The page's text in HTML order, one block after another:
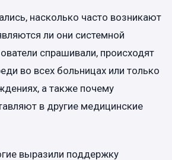
насколько часто возникают
ли они системной
спрашивали, происходят
во всех больницах или только
а также почему
в другие медицинские
выразили поддержку